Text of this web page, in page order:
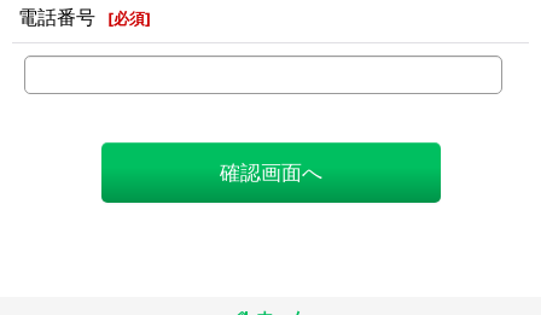
電話番号 [必須]
確認画面へ